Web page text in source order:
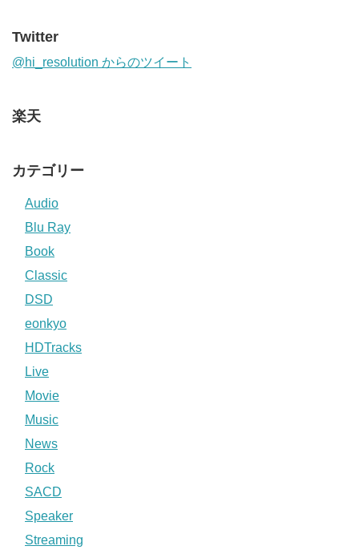
Twitter
@hi_resolution からのツイート
楽天
カテゴリー
Audio
Blu Ray
Book
Classic
DSD
eonkyo
HDTracks
Live
Movie
Music
News
Rock
SACD
Speaker
Streaming